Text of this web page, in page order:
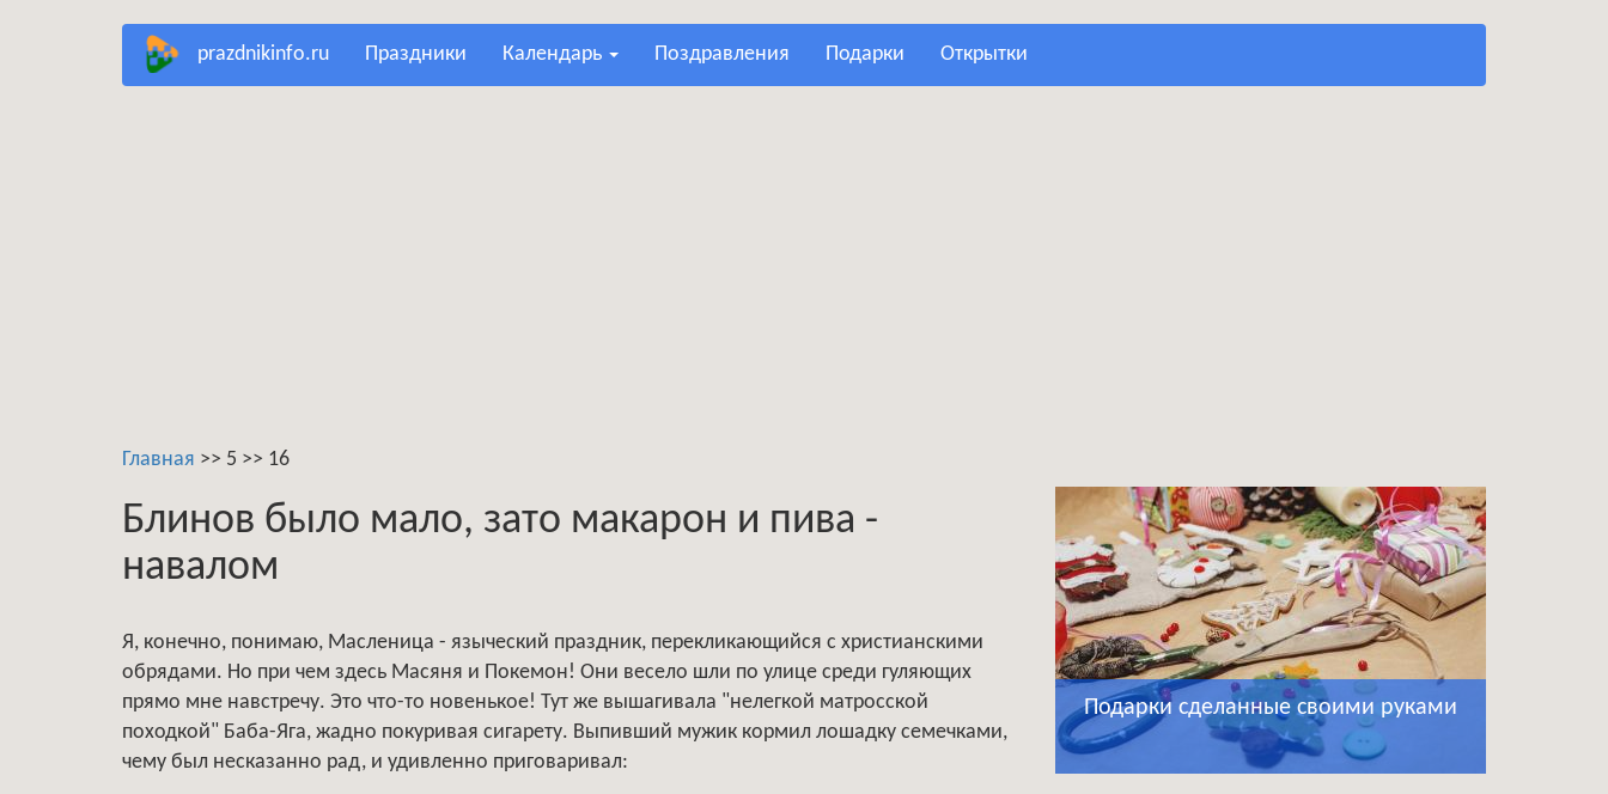
prazdnikinfo.ru праздники календарь поздравления подарки открытки
Главная >> 5 >> 16
Блинов было мало, зато макарон и пива -
навалом
Я, конечно, понимаю, Масленица - языческий праздник, перекликающийся с христианскими
обрядами. Но при чем здесь Масяня и Покемон! Они весело шли по улице среди гуляющих
прямо мне навстречу. Это что-то новенькое! Тут же вышагивала "нелегкой матросской
походкой" Баба-Яга, жадно покуривая сигарету. Выпивший мужик кормил лошадку семечками,
чему был несказанно рад, и удивленно приговаривал:
Подарки сделанные своими руками